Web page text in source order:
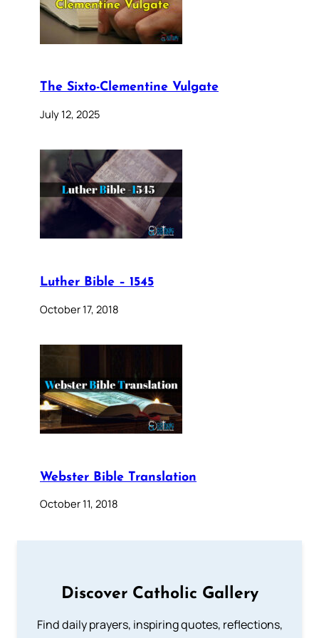
The Sixto-Clementine Vulgate
July 12, 2025
Luther Bible – 1545
October 17, 2018
Webster Bible Translation
October 11, 2018
Discover Catholic Gallery
Find daily prayers, inspiring quotes, reflections,